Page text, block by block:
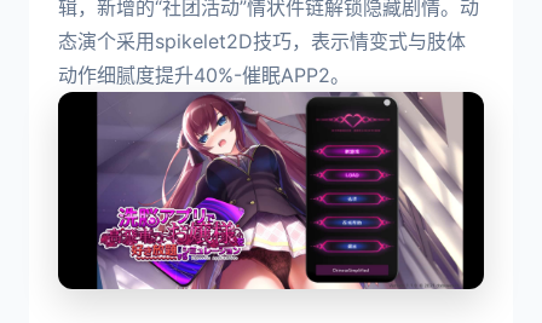
辑，新增的“社团活动”情状件链解锁隐藏剧情。动
态演个采用spikelet2D技巧，表示情变式与肢体
动作细腻度提升40%-催眠APP2。